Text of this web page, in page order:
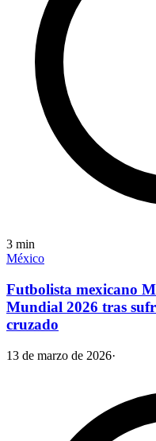
3 min
México
Futbolista mexicano
Mundial 2026 tras
cruzado
13 de marzo de 2026·